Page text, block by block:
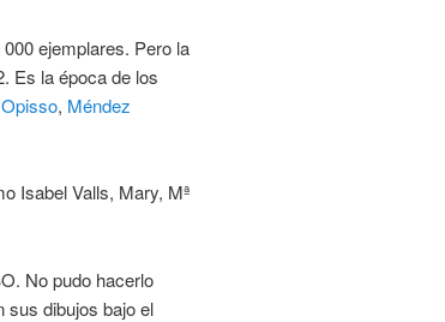
ejemplares. Pero la
Es la época de los
, Méndez
Isabel Valls, Mary, Mª
No pudo hacerlo
sus dibujos bajo el